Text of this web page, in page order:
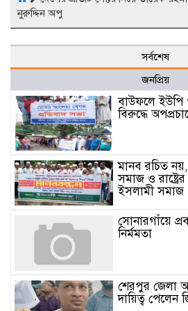
নুরুদ্দিন অপু
সর্বশেষ
জনপ্রিয়
বাউফলে ইউপি
বিরুদ্ধে
মানব রচিত
সমাজ ও
ইসলামী সমাজ
সোনারগাঁয়ে
নির্মমতা
শেরপুর জেলা
দায়িত্ব পেলেন